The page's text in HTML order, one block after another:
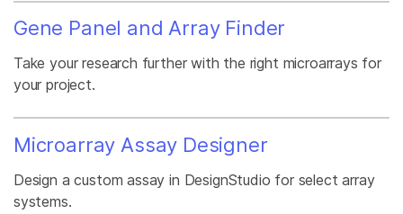
Gene Panel and Array Finder
Take your research further with the right microarrays for
your project.
Microarray Assay Designer
Design a custom assay in DesignStudio for select array
systems.